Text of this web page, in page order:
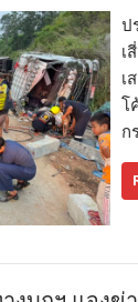
ป
เ
เ
โ
ก